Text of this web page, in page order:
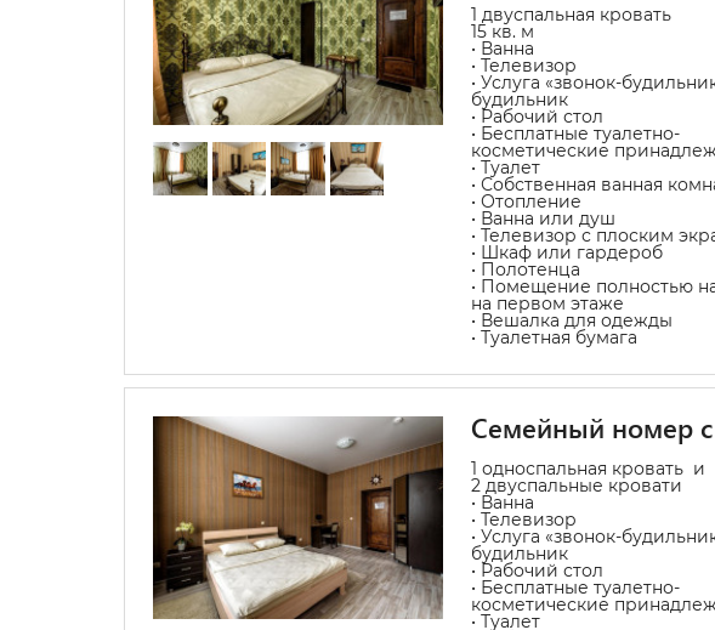
1 двуспальная кровать
15 кв. м
• Ванна
• Телевизор
• Услуга «звонок-
будильник
• Рабочий стол
• Бесплатные туалетно-
косметические
• Туалет
• Собственная ванная
• Отопление
• Ванна или душ
• Телевизор с плоским
• Шкаф или гардероб
• Полотенца
• Помещение полностью
на первом этаже
• Вешалка для одежды
• Туалетная бумага
Семейный номер
1 односпальная кровать и
2 двуспальные кровати
• Ванна
• Телевизор
• Услуга «звонок-
будильник
• Рабочий стол
• Бесплатные туалетно-
косметические
• Туалет